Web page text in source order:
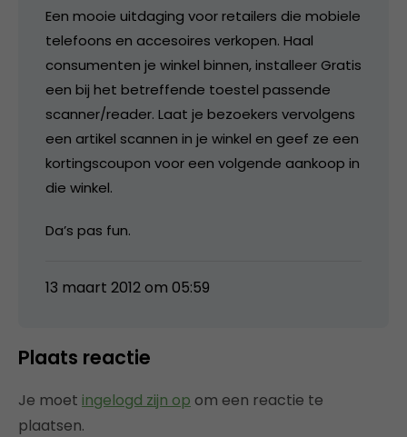
Een mooie uitdaging voor retailers die mobiele
telefoons en accesoires verkopen. Haal
consumenten je winkel binnen, installeer Gratis
een bij het betreffende toestel passende
scanner/reader. Laat je bezoekers vervolgens
een artikel scannen in je winkel en geef ze een
kortingscoupon voor een volgende aankoop in
die winkel.
Da’s pas fun.
13 maart 2012 om 05:59
Plaats reactie
Je moet ingelogd zijn op om een reactie te
plaatsen.